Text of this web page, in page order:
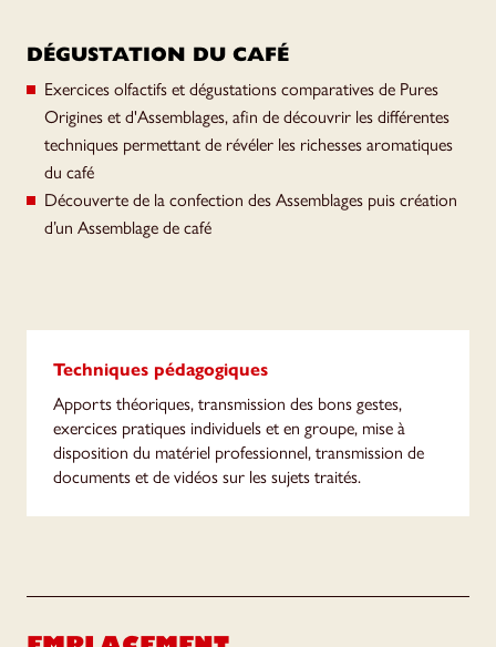
DÉGUSTATION DU CAFÉ
Exercices olfactifs et dégustations comparatives de Pures
Origines et d'Assemblages, afin de découvrir les différentes
techniques permettant de révéler les richesses aromatiques
du café
Découverte de la confection des Assemblages puis création
d’un Assemblage de café
Techniques pédagogiques
Apports théoriques, transmission des bons gestes,
exercices pratiques individuels et en groupe, mise à
disposition du matériel professionnel, transmission de
documents et de vidéos sur les sujets traités.